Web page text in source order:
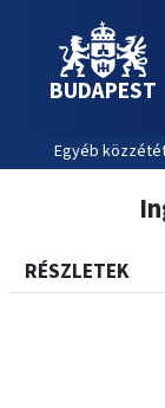
BUDAPEST
Egyéb
RÉSZLETEK